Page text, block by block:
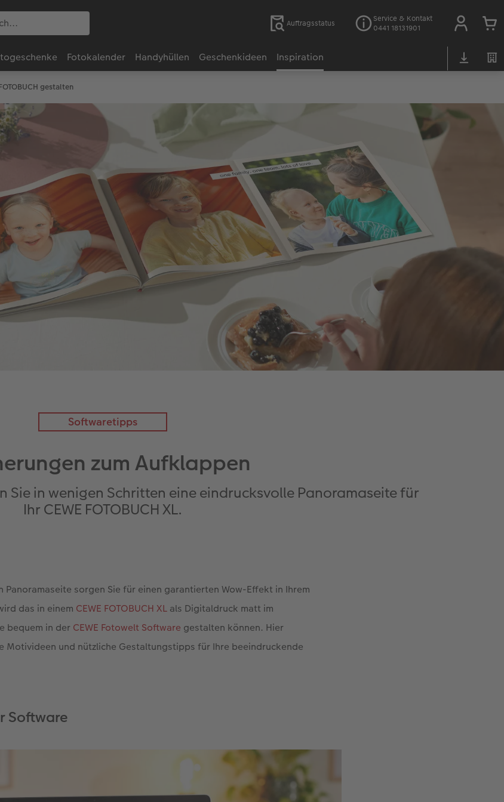
Auftragsstatus
Service & Kontakt
0441 18131901
Fotokalender Handyhüllen Geschenkideen Inspiration
gestalten
Softwaretipps
zum Aufklappen
Sie in wenigen Schritten eine eindrucksvolle Panoramaseite für
Ihr CEWE FOTOBUCH XL.
sorgen Sie für einen garantierten Wow-Effekt in Ihrem
das in einem CEWE FOTOBUCH XLals Digitaldruck matt im
bequem in der CEWE Fotowelt Software gestalten können. Hier
Motivideen und nützliche Gestaltungstipps für Ihre beeindruckende
Software